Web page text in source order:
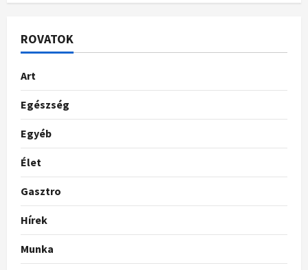
ROVATOK
Art
Egészség
Egyéb
Élet
Gasztro
Hírek
Munka